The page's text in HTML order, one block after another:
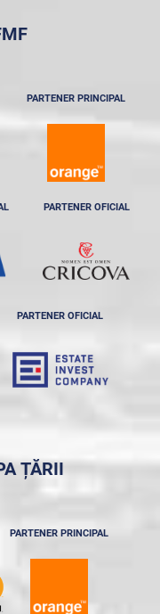
PARTENER PRINCIPAL
PARTENER OFICIAL
PARTENER OFICIAL
ȚĂRII
PARTENER PRINCIPAL